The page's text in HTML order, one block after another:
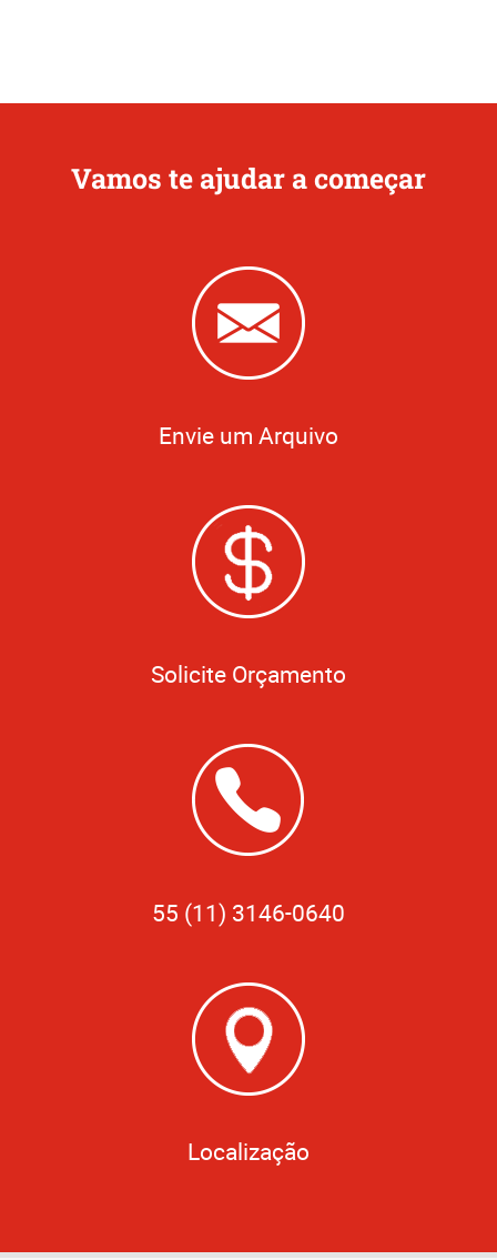
Vamos te ajudar a começar
Envie um Arquivo
Solicite Orçamento
55 (11) 3146-0640
Localização